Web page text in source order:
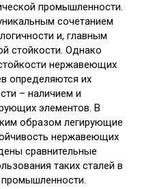
промышленности.
сочетанием
и, главным
стойкости. Однако
нержавеющих
определяются их
– наличием и
элементов. В
образом легирующие
нержавеющих
сравнительные
таких сталей в
промышленности.